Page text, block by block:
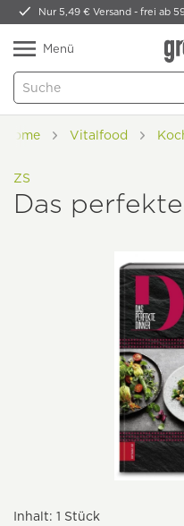
Nur 5,49 € Versand -frei ab
Menü
Home Vitalfood
ZS
Das
Inhalt: 1 Stück